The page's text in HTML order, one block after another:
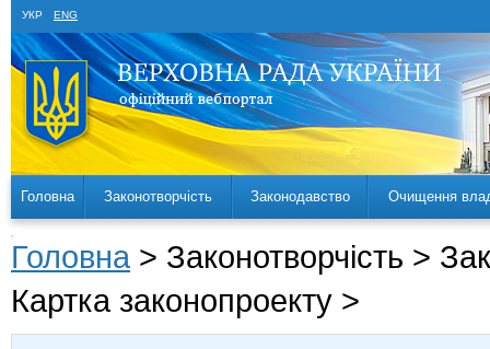
УКР ENG
Головна Законотворчість Законодавство Очищення
Головна > Законотворчість >
Картка законопроекту >